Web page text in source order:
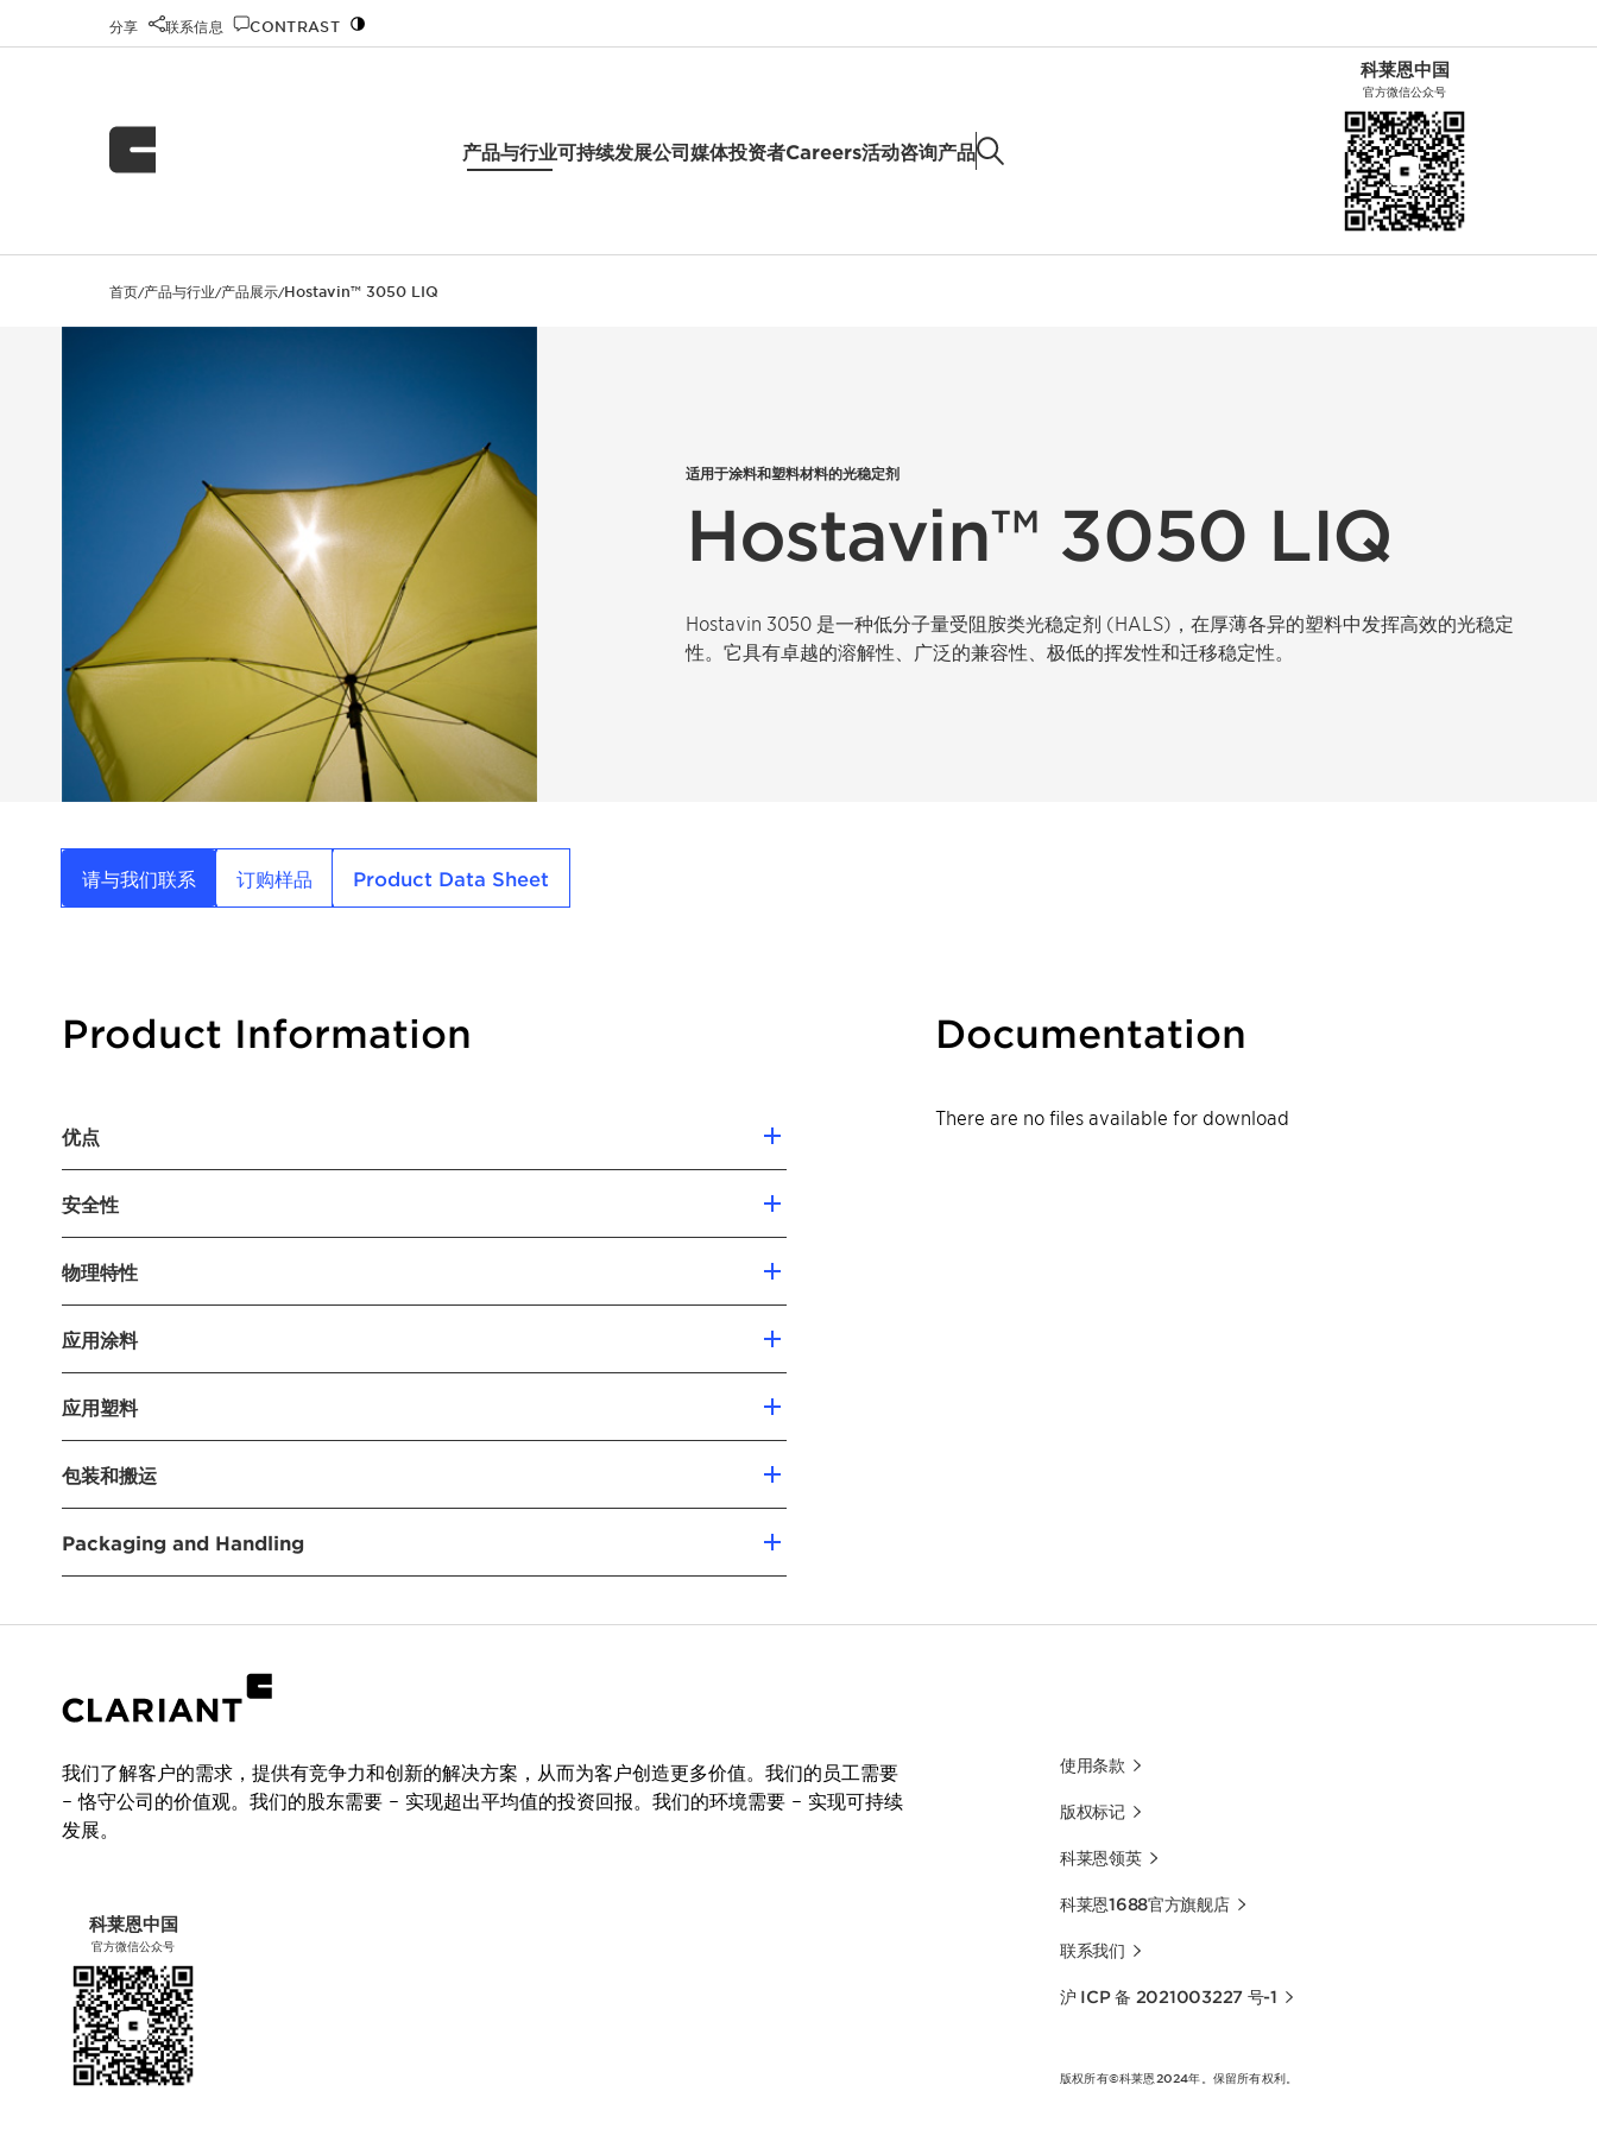
分享 联系信息 CONTRAST
产品与行业可持续发展公司媒体投资者Careers活动咨询产品
科莱恩中国
官方微信公众号
首页/产品与行业/产品展示/Hostavin™ 3050 LIQ
适用于涂料和塑料材料的光稳定剂
Hostavin™ 3050 LIQ
Hostavin 3050 是一种低分子量受阻胺类光稳定剂 (HALS)，在厚薄各异的塑料中发挥高效的光稳定
性。它具有卓越的溶解性、广泛的兼容性、极低的挥发性和迁移稳定性。
请与我们联系 订购样品 Product Data Sheet
Product Information
优点
溶剂型涂料：易于溶解
溶剂型涂料：减轻自着色
安全性
根据 CLP 法规（(EC) 第 1272/2008 号法规修订版）进行的分类
皮肤刺激，2 类
慢性水生动物毒性，2 类
物理特性
软化点
密度
混溶性数据，20 摄氏度 (g/100g)
水 < 0.02
丙酮 > 200
正丁醇 > 200
白酒
甲苯 > 200
二甲苯
应用涂料
不同，添加比例应控制在 1.0 - 3.0 % 的范围内。所有添加浓度均取决于固态树
脂上的活性紫外线稳定剂。作为一种非替代受阻胺类光稳定剂 (HALS)，
Hostavin 3050 为弱碱性，因而可能影响粘合剂的交联。此时推荐改用
应用塑料
料的稳定处理。用于苯乙烯类塑料时，最好与紫外线吸收剂结合使用。
包装和搬运
液体
偶有结晶倾向，但不影响功效。
400 千克托盘（8 桶）
200 千克钢桶
储存
为保持最长的保质期，请将本产品常温存放在通风良好的地方。
Packaging and Handling
Liquid
Steel drums 50 kg
Pallet 400 kg (8 drums)
Steel drums 200 kg
Pallet 800 kg (4 drums)
For best shelf life store this product at room temperature in well-aired
locations.
The product tends to solidify at lower temperatures, which has no effect on
its efficiency.
The solidified product becomes liquid again by heating for several hours at
temperatures around 50°C.
Documentation
There are no files available for download
我们了解客户的需求，提供有竞争力和创新的解决方案，从而为客户创造更多价值。我们的员工需要
– 恪守公司的价值观。我们的股东需要 – 实现超出平均值的投资回报。我们的环境需要 – 实现可持续
发展。
科莱恩中国
官方微信公众号
使用条款
版权标记
科莱恩领英
科莱恩1688官方旗舰店
联系我们
沪 ICP 备 2021003227 号-1
版权所有©科莱恩2024年。保留所有权利。